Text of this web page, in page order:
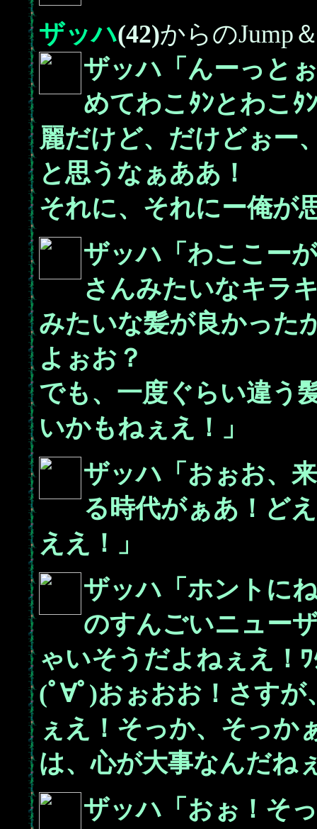
ザッハ(42)からのJump
ザッハ「んーっと
めてわこﾀﾝとわこﾀ
麗だけど、だけどぉー
と思うなぁああ！
それに、それにー俺が
ザッハ「わここー
さんみたいなキラ
みたいな髪が良かった
よぉお？
でも、一度ぐらい違う
いかもねぇえ！」
ザッハ「おぉお、
る時代がぁあ！ど
ええ！」
ザッハ「ホントに
のすんごいニュー
ゃいそうだよねぇえ！
(ﾟ∀ﾟ)おぉおお！さす
ぇえ！そっか、そっか
は、心が大事なんだね
ザッハ「おぉ！そ